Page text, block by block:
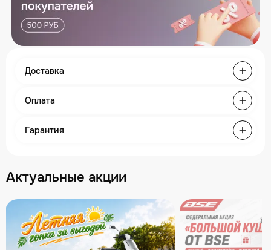
Доставка
Оплата
Гарантия
Актуальные акции